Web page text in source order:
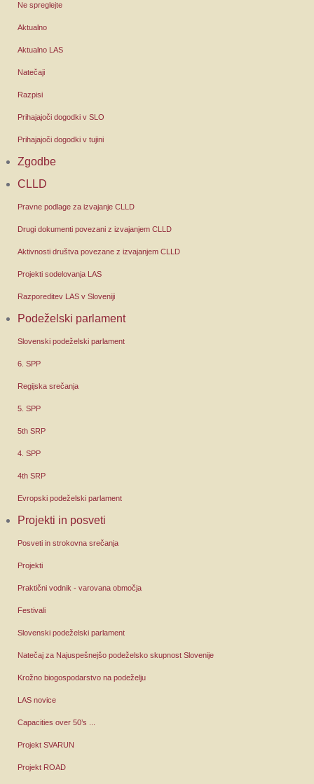
Ne spreglejte
Aktualno
Aktualno LAS
Natečaji
Razpisi
Prihajajoči dogodki v SLO
Prihajajoči dogodki v tujini
Zgodbe
CLLD
Pravne podlage za izvajanje CLLD
Drugi dokumenti povezani z izvajanjem CLLD
Aktivnosti društva povezane z izvajanjem CLLD
Projekti sodelovanja LAS
Razporeditev LAS v Sloveniji
Podeželski parlament
Slovenski podeželski parlament
6. SPP
Regijska srečanja
5. SPP
5th SRP
4. SPP
4th SRP
Evropski podeželski parlament
Projekti in posveti
Posveti in strokovna srečanja
Projekti
Praktični vodnik - varovana območja
Festivali
Slovenski podeželski parlament
Natečaj za Najuspešnejšo podeželsko skupnost Slovenije
Krožno biogospodarstvo na podeželju
LAS novice
Capacities over 50’s ...
Projekt SVARUN
Projekt ROAD